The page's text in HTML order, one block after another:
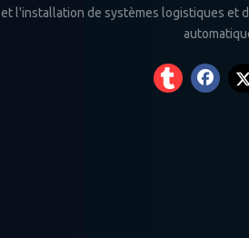
et l'installation de systèmes logistiques et